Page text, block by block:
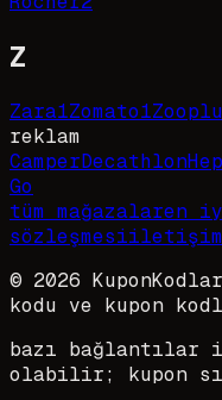
Z
Zara1Zomato1
reklam
CamperDecathlon
Go
tüm mağazalaren
sözleşmesiiletişim
© 2026
kodu ve kupon
bazı bağlantılar
olabilir; kupon